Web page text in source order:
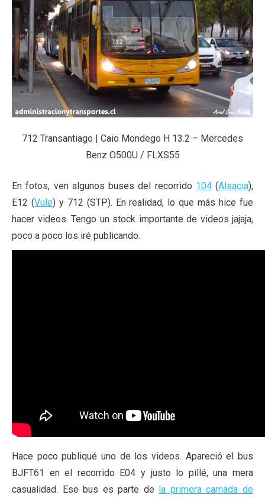
712 Transantiago | Caio Mondego H 13.2 – Mercedes
Benz O500U / FLXS55
En fotos, ven algunos buses del recorrido 104(Alsacia),
E12 (Vule) y 712 (STP). En realidad, lo que más hice fue
hacer videos. Tengo un stock importante de videos jajaja,
poco a poco los iré publicando.
Hace poco publiqué uno de los videos. Apareció el bus
BJFT61 en el recorrido E04 y justo lo pillé, una mera
casualidad. Ese bus es parte de la primera camada de